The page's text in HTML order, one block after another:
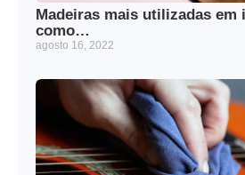
Madeiras mais utilizadas em
como…
agosto 16, 2022